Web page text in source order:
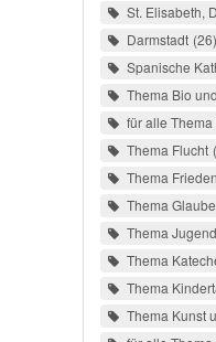
St. Elisabeth,
Darmstadt 26
Spanische
Thema Bio
für alle
Thema Flucht
Thema Frieden
Thema Glaube
Thema
Thema
Thema
Thema Kunst